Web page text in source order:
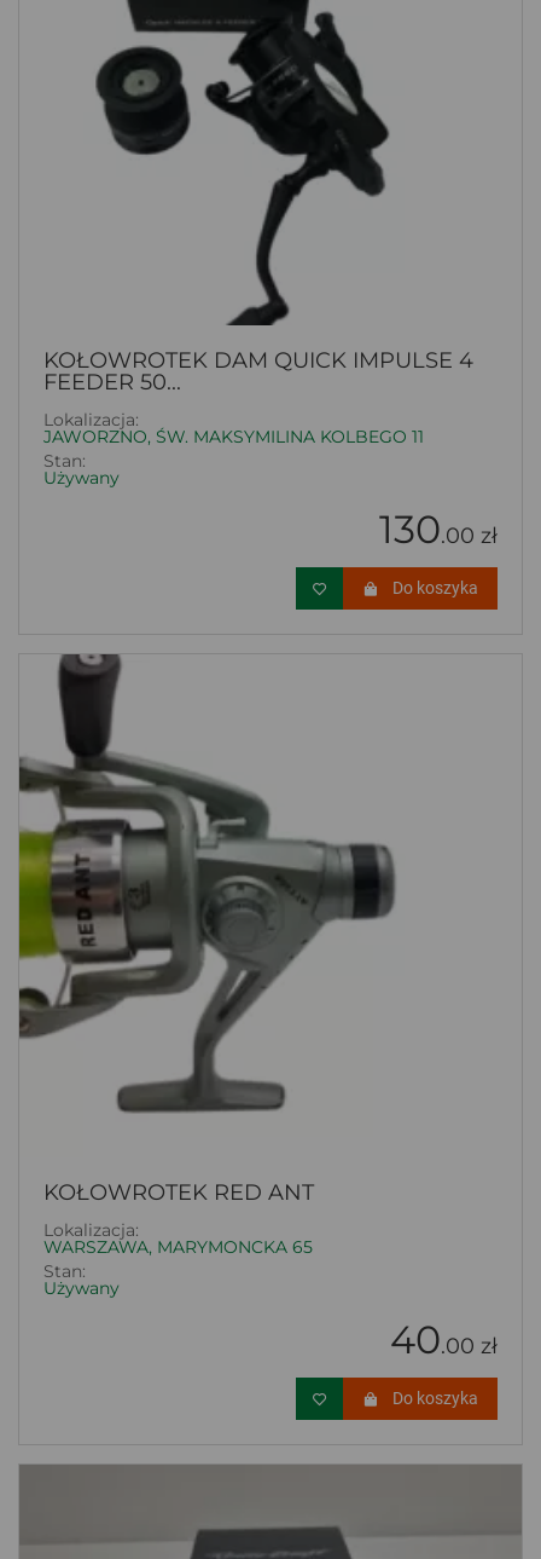
KOŁOWROTEK DAM QUICK IMPULSE 4
FEEDER 50...
Lokalizacja:
JAWORZNO, ŚW. MAKSYMILINA KOLBEGO 11
Stan:
Używany
130.00 zł
Do koszyka
KOŁOWROTEK RED ANT
Lokalizacja:
WARSZAWA, MARYMONCKA 65
Stan:
Używany
40.00 zł
Do koszyka